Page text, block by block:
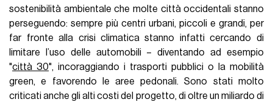
sostenibilità ambientale che molte città occidentali stanno
perseguendo: sempre più centri urbani, piccoli e grandi, per
far fronte alla crisi climatica stanno infatti cercando di
limitare l’uso delle automobili – diventando ad esempio
"città 30", incoraggiando i trasporti pubblici o la mobilità
green, e favorendo le aree pedonali. Sono stati molto
criticati anche gli alti costi del progetto, di oltre un miliardo di